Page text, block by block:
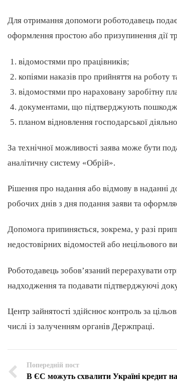
Для отримання допомоги роботодавець
оформлення простою або призупинення дії
відомостями про працівників;
копіями наказів про прийняття на
відомостями про нараховану заробітну
документами, що підтверджують
планом відновлення господарської
За технічної можливості заява може бути
аналітичну систему «Обрій».
Рішення про надання або відмову в наданні
робочих днів з дня подання заяви та
Допомога припиняється, зокрема, у разі
недостовірних відомостей або нецільового
Роботодавець зобов’язаний перерахувати
надходження та подавати підтверджуючі
Центр зайнятості здійснює контроль за
числі із залученням органів Держпраці.
Попередній пост
В ЄС можуть схвалити Україні кредит